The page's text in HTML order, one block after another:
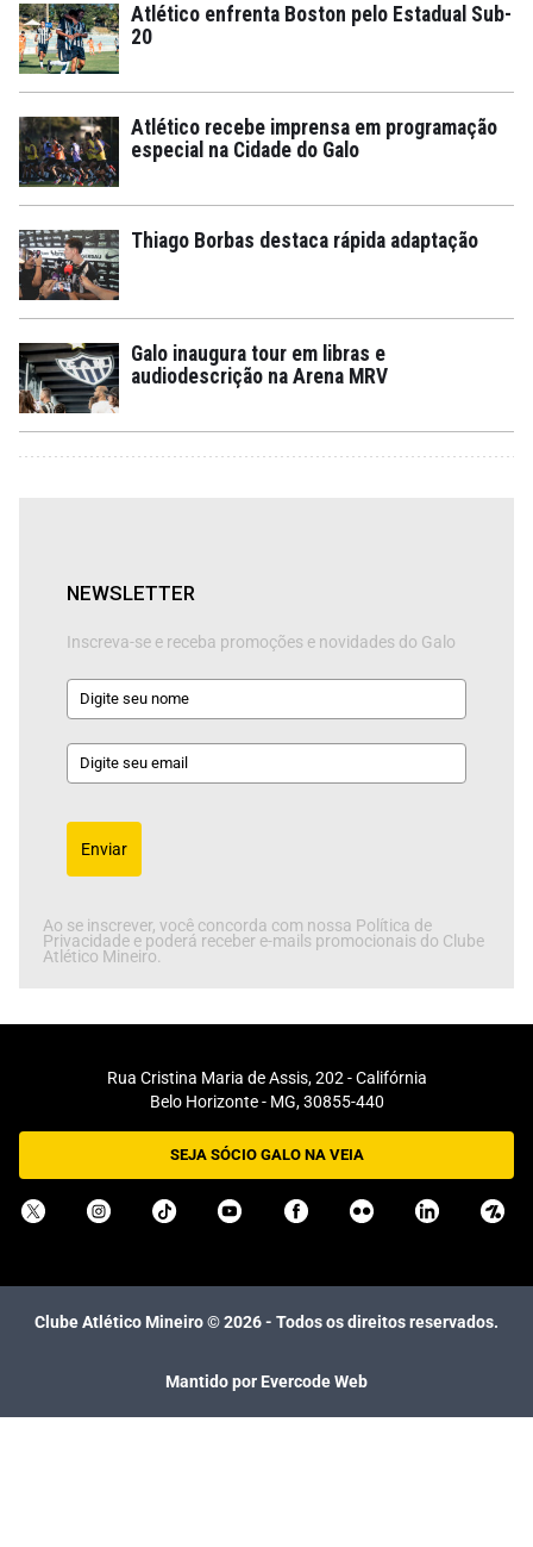
Atlético enfrenta Boston pelo Estadual Sub-
20
Atlético recebe imprensa em programação
especial na Cidade do Galo
Thiago Borbas destaca rápida adaptação
Galo inaugura tour em libras e
audiodescrição na Arena MRV
NEWSLETTER
Inscreva-se e receba promoções e novidades do Galo
Enviar
Ao se inscrever, você concorda com nossa Política de
Privacidade e poderá receber e-mails promocionais do Clube
Atlético Mineiro.
Rua Cristina Maria de Assis, 202 - Califórnia
Belo Horizonte - MG, 30855-440
SEJA SÓCIO GALO NA VEIA
Clube Atlético Mineiro ©2026- Todos os direitos reservados.
Mantido por Evercode Web